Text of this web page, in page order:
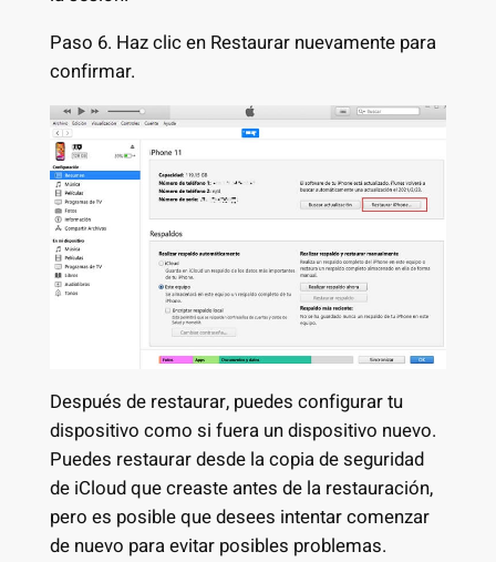
Paso 6. Haz clic en Restaurar nuevamente para
confirmar.
Después de restaurar, puedes configurar tu
dispositivo como si fuera un dispositivo nuevo.
Puedes restaurar desde la copia de seguridad
de iCloud que creaste antes de la restauración,
pero es posible que desees intentar comenzar
de nuevo para evitar posibles problemas.